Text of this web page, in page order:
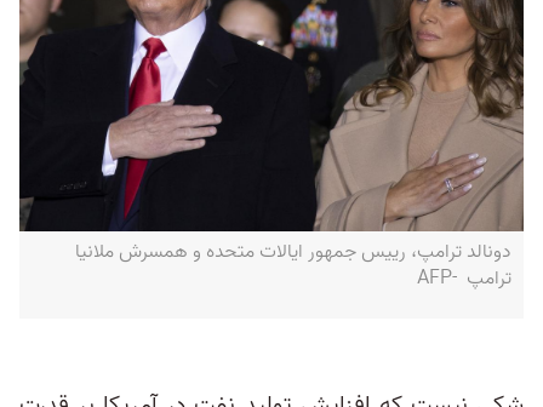
دونالد ترامپ، رییس جمهور ایالات متحده و همسرش ملانیا
ترامپ -AFP